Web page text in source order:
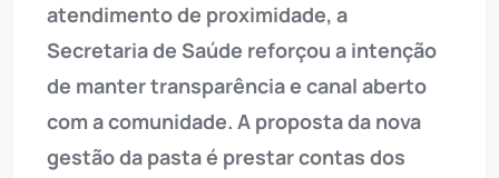
atendimento de proximidade, a
Secretaria de Saúde reforçou a intenção
de manter transparência e canal aberto
com a comunidade. A proposta da nova
gestão da pasta é prestar contas dos